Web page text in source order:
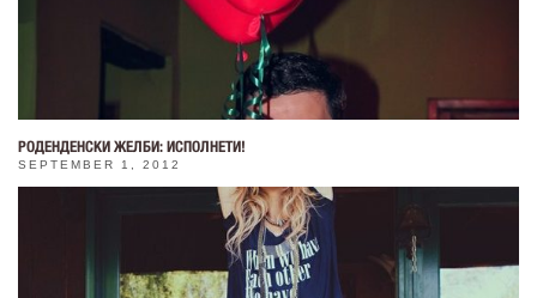
РОДЕНДЕНСКИ ЖЕЛБИ: ИСПОЛНЕТИ!
SEPTEMBER 1, 2012